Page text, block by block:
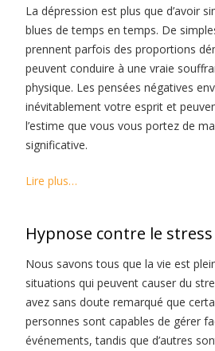
La dépression est plus que d’avoir
blues de temps en temps. De
prennent parfois des proportions
peuvent conduire à une vraie
physique. Les pensées négatives
inévitablement votre esprit et
l’estime que vous vous portez de
significative.
Lire plus…
Hypnose contre le stress
Nous savons tous que la vie est
situations qui peuvent causer du
avez sans doute remarqué que
personnes sont capables de gérer
événements, tandis que d’autres